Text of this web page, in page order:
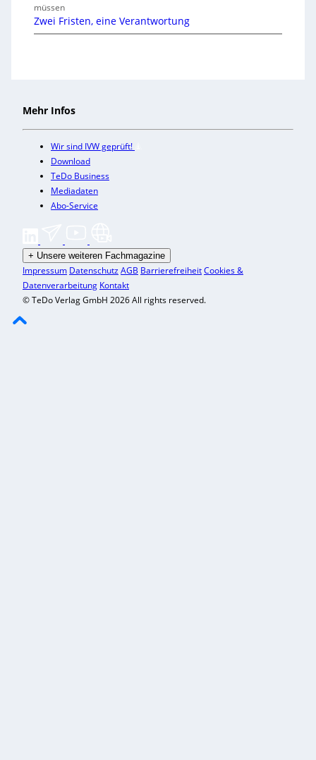
müssen
Zwei Fristen, eine Verantwortung
Mehr Infos
Wir sind IVW geprüft!
Download
TeDo Business
Mediadaten
Abo-Service
+ Unsere weiteren Fachmagazine
Impressum DatenschutzAGB BarrierefreiheitCookies &
Datenverarbeitung Kontakt
© TeDo Verlag GmbH 2026 All rights reserved.